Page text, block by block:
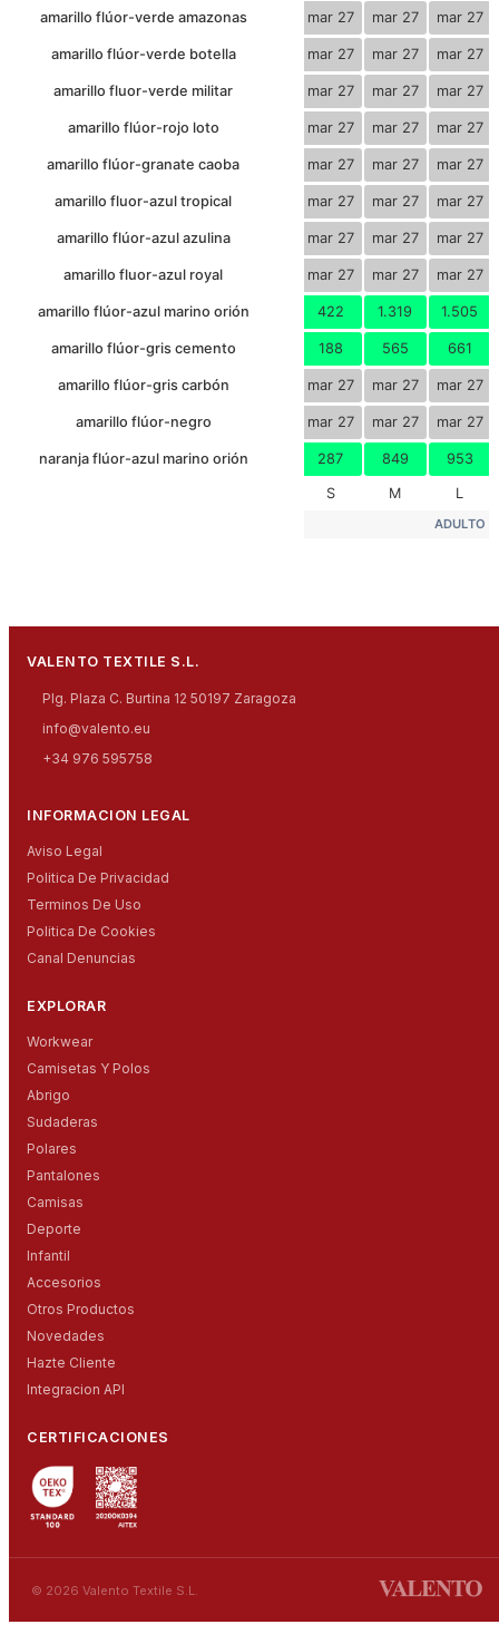
amarillo flúor-verde amazonas mar 27 mar 27 mar 27
amarillo flúor-verde botella mar 27 mar 27 mar 27
amarillo fluor-verde militar mar 27 mar 27 mar 27
amarillo flúor-rojo loto mar 27 mar 27 mar 27
amarillo flúor-granate caoba mar 27 mar 27 mar 27
amarillo fluor-azul tropical mar 27 mar 27 mar 27
amarillo flúor-azul azulina mar 27 mar 27 mar 27
amarillo fluor-azul royal mar 27 mar 27 mar 27
amarillo flúor-azul marino orión 422 1.319 1.505
amarillo flúor-gris cemento 188 565 661
amarillo flúor-gris carbón mar 27 mar 27 mar 27
amarillo flúor-negro mar 27 mar 27 mar 27
naranja flúor-azul marino orión 287 849 953
S M L
ADULTO
VALENTO TEXTILE S.L.
Plg. Plaza C. Burtina 12 50197 Zaragoza
info@valento.eu
+34 976 595758
INFORMACION LEGAL
Aviso Legal
Politica De Privacidad
Terminos De Uso
Politica De Cookies
Canal Denuncias
EXPLORAR
Workwear
Camisetas Y Polos
Abrigo
Sudaderas
Polares
Pantalones
Camisas
Deporte
Infantil
Accesorios
Otros Productos
Novedades
Hazte Cliente
Integracion API
CERTIFICACIONES
© 2026 Valento Textile S.L.